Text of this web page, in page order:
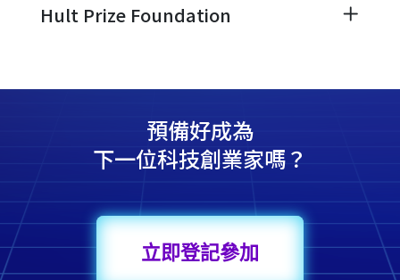
Hult Prize Foundation
預備好成為
下一位科技創業家嗎？
立即登記參加